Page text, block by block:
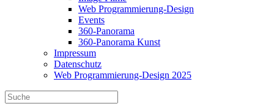
Web Programmierung-Design
Events
360-Panorama
360-Panorama Kunst
Impressum
Datenschutz
Web Programmierung-Design 2025